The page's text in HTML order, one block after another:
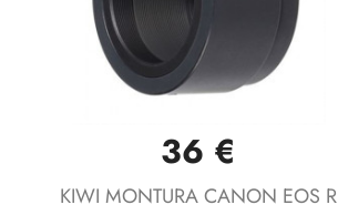
Vista rápida
36 €
KIWI MONTURA CANON EOS R